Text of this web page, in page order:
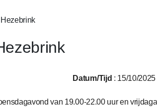
Datum/Tijd : 15/10/2025
van 19.00-22.00 uur en